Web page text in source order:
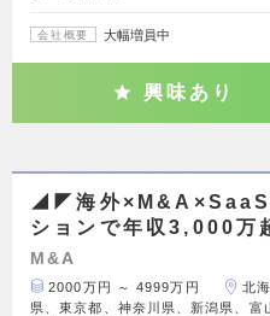
会社概要 大幅増員中
興味あり
◢◤海外×M&A×SaaS
ションで年収3,000
M&A
2000万円 ～ 4999万円
北
県、東京都、神奈川県、新潟県、